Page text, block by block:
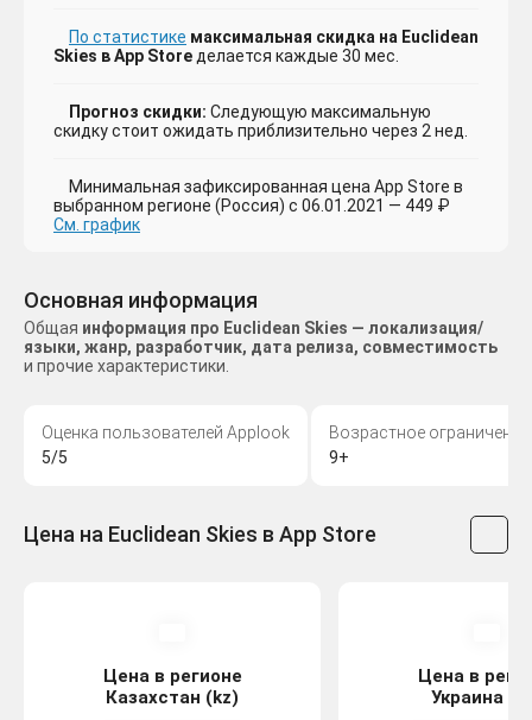
По статистике максимальная скидка на Euclidean
Skies в App Storeделается каждые 30 мес.
Прогноз скидки: Следующую максимальную
скидку стоит ожидать приблизительно через 2 нед.
Минимальная зафиксированная цена App Store в
выбранном регионе (Россия) с 06.01.2021 — 449 ₽
См. график
Основная информация
Общая информация про Euclidean Skies — локализация/
языки, жанр, разработчик, дата релиза, совместимость
и прочие характеристики.
Оценка пользователей Applook
5/5
Возрастное ограничение
9+
Цена на Euclidean Skies в App Store
Цена в регионе
Казахстан (kz)
Цена в
Украина